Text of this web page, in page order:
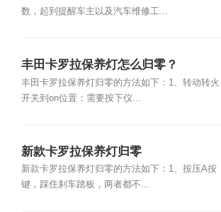
数，起到提醒车主以及汽车维修工...
丰田卡罗拉保养灯怎么归零？
丰田卡罗拉保养灯归零的方法如下：1、转动转火
开关到on位置：需要按下仪...
新款卡罗拉保养灯归零
新款卡罗拉保养灯归零的方法如下：1、按压A按
键，踩住刹车踏板，两者都不...